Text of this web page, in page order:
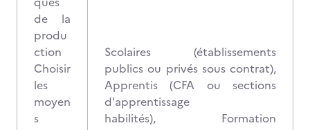
de la
produ
ction
Choisir
les
moyen
s
Scolaires (établissements
publics ou privés sous contrat),
Apprentis (CFA ou sections
d'apprentissage
habilités), Formation